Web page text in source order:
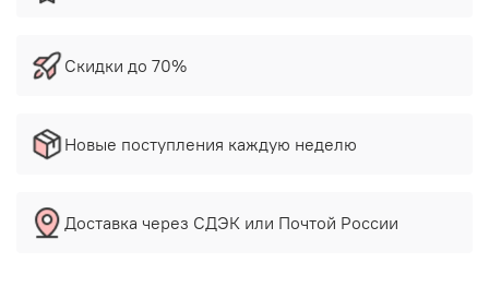
Скидки до 70%
Новые поступления каждую неделю
Доставка через СДЭК или Почтой России